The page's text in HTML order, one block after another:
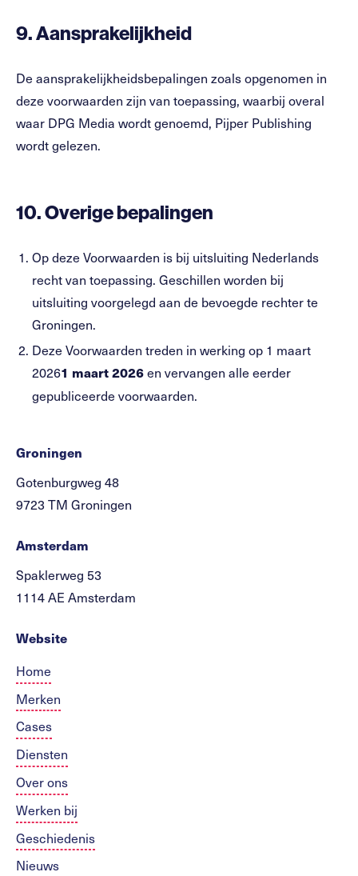
9.Aansprakelijkheid
De aansprakelijkheidsbepalingen zoals opgenomen in
deze voorwaarden zijn van toepassing, waarbij overal
waar DPG Media wordt genoemd, Pijper Publishing
wordt gelezen.
10.Overige bepalingen
Op deze Voorwaarden is bij uitsluiting Nederlands
recht van toepassing. Geschillen worden bij
uitsluiting voorgelegd aan de bevoegde rechter te
Groningen.
Deze Voorwaarden treden in werking op 1 maart
20261 maart 2026en vervangen alle eerder
gepubliceerde voorwaarden.
Groningen
Gotenburgweg 48
9723 TM Groningen
Amsterdam
Spaklerweg 53
1114 AE Amsterdam
Website
Home
Merken
Cases
Diensten
Over ons
Werken bij
Geschiedenis
Nieuws